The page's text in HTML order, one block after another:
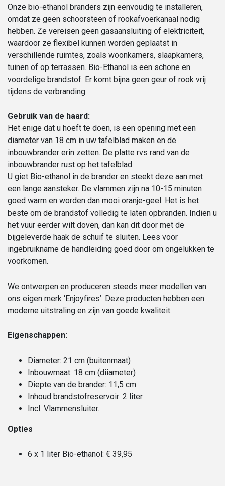
Onze bio-ethanol branders zijn eenvoudig te installeren,
omdat ze geen schoorsteen of rookafvoerkanaal nodig
hebben. Ze vereisen geen gasaansluiting of elektriciteit,
waardoor ze flexibel kunnen worden geplaatst in
verschillende ruimtes, zoals woonkamers, slaapkamers,
tuinen of op terrassen. Bio-Ethanol is een schone en
voordelige brandstof. Er komt bijna geen geur of rook vrij
tijdens de verbranding.
Gebruik van de haard:
Het enige dat u hoeft te doen, is een opening met een
diameter van 18 cm in uw tafelblad maken en de
inbouwbrander erin zetten. De platte rvs rand van de
inbouwbrander rust op het tafelblad.
U giet Bio-ethanol in de brander en steekt deze aan met
een lange aansteker. De vlammen zijn na 10-15 minuten
goed warm en worden dan mooi oranje-geel. Het is het
beste om de brandstof volledig te laten opbranden. Indien u
het vuur eerder wilt doven, dan kan dit door met de
bijgeleverde haak de schuif te sluiten. Lees voor
ingebruikname de handleiding goed door om ongelukken te
voorkomen.
We ontwerpen en produceren steeds meer modellen van
ons eigen merk ‘Enjoyfires’. Deze producten hebben een
moderne uitstraling en zijn van goede kwaliteit.
Eigenschappen:
Diameter: 21 cm (buitenmaat)
Inbouwmaat: 18 cm (diiameter)
Diepte van de brander: 11,5 cm
Inhoud brandstofreservoir: 2 liter
Incl. Vlammensluiter.
Opties
6 x 1 liter Bio-ethanol: € 39,95